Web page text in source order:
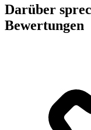
Darüber
Bewertungen